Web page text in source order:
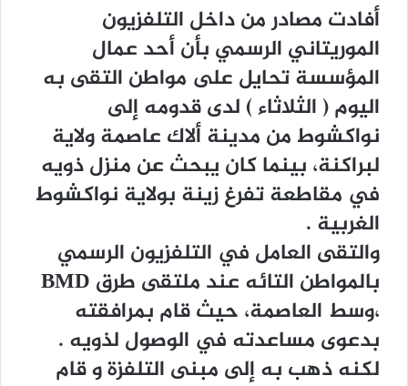
ﺃﻓﺎﺩﺕ ﻣﺼﺎﺩﺭ ﻣﻦ ﺩﺍﺧﻞ ﺍﻟﺘﻠﻔﺰﻳﻮﻥ
ﺍﻟﻤﻮﺭﻳﺘﺎﻧﻲ ﺍﻟﺮﺳﻤﻲ ﺑﺄﻥ ﺃﺣﺪ ﻋﻤﺎﻝ
ﺍﻟﻤﺆﺳﺴﺔ ﺗﺤﺎﻳﻞ ﻋﻠﻰ ﻣﻮﺍﻃﻦ ﺍﻟﺘﻘﻰ ﺑﻪ
ﺍﻟﻴﻮﻡ ‏( ﺍﻟﺜﻼﺛﺎﺀ ‏) ﻟﺪﻯ ﻗﺪﻭﻣﻪ ﺇﻟﻰ
ﻧﻮﺍﻛﺸﻮﻁ ﻣﻦ ﻣﺪﻳﻨﺔ ﺃﻻﻙ ﻋﺎﺻﻤﺔ ﻭﻻﻳﺔ
ﻟﺒﺮﺍﻛﻨﺔ، ﺑﻴﻨﻤﺎ ﻛﺎﻥ ﻳﺒﺤﺚ ﻋﻦ ﻣﻨﺰﻝ ﺫﻭﻳﻪ
ﻓﻲ ﻣﻘﺎﻃﻌﺔ ﺗﻔﺮﻍ ﺯﻳﻨﺔ ﺑﻮﻻﻳﺔ ﻧﻮﺍﻛﺸﻮﻁ
ﺍﻟﻐﺮﺑﻴﺔ .
ﻭﺍﻟﺘﻘﻰ ﺍﻟﻌﺎﻣﻞ ﻓﻲ ﺍﻟﺘﻠﻔﺰﻳﻮﻥ ﺍﻟﺮﺳﻤﻲ
ﺑﺎﻟﻤﻮﺍﻃﻦ ﺍﻟﺘﺎﺋﻪ ﻋﻨﺪ ﻣﻠﺘﻘﻰ ﻃﺮﻕ BMD
،ﻭﺳﻂ ﺍﻟﻌﺎﺻﻤﺔ، ﺣﻴﺚ ﻗﺎﻡ ﺑﻤﺮﺍﻓﻘﺘﻪ
ﺑﺪﻋﻮﻯ ﻣﺴﺎﻋﺪﺗﻪ ﻓﻲ ﺍﻟﻮﺻﻮﻝ ﻟﺬﻭﻳﻪ .
ﻟﻜﻨﻪ ﺫﻫﺐ ﺑﻪ ﺇﻟﻰ ﻣﺒﻨﻰ ﺍﻟﺘﻠﻔﺰﺓ ﻭ ﻗﺎﻡ